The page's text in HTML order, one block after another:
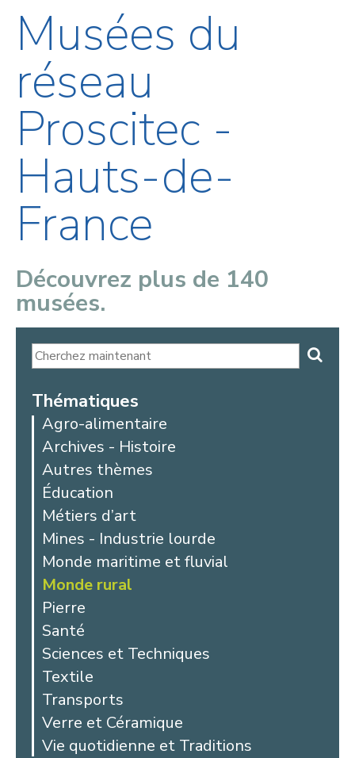
Musées du
réseau
Proscitec -
Hauts-de-
France
Découvrez plus de 140
musées.
Thématiques
Agro-alimentaire
Archives - Histoire
Autres thèmes
Éducation
Métiers d’art
Mines - Industrie lourde
Monde maritime et fluvial
Monde rural
Pierre
Santé
Sciences et Techniques
Textile
Transports
Verre et Céramique
Vie quotidienne et Traditions